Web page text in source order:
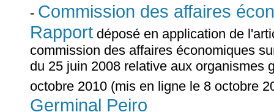
- Commission des affaires
Rapport déposé en application de
commission des affaires économiques
du 25 juin 2008 relative aux organismes
octobre 2010 (mis en ligne le 8 octobre
Germinal Peiro